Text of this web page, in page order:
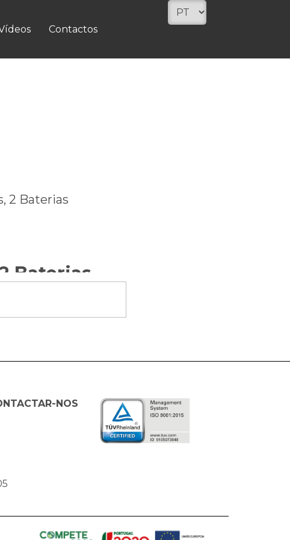
Contactos
2 Baterias
Baterias
NOS